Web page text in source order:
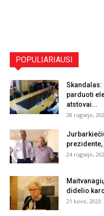
POPULIARIAUSI
parduoti
atstovai...
28 rugsėjo,
prezidente,
24 rugsėjo,
didelio
21 kovo, 2023